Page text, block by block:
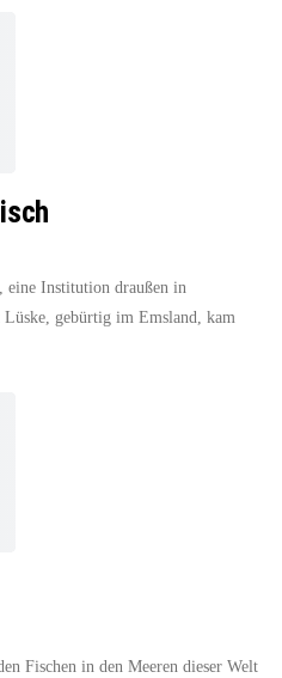
Institution draußen in
gebürtig im Emsland, kam
Fischen in den Meeren dieser Welt